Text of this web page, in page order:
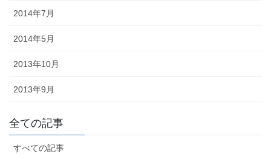
2014年7月
2014年5月
2013年10月
2013年9月
全ての記事
すべての記事
《小松・加賀エリア》 小松「安宅まつり」、小松「おっしょべま
つり」、山代「菖蒲まつり」、「八朔まつり」、「御願神事竹割り
まつり」、「山代大田楽」